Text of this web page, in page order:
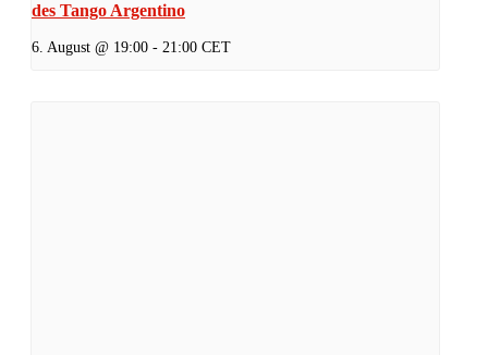
des Tango Argentino
6. August @ 19:00 - 21:00 CET